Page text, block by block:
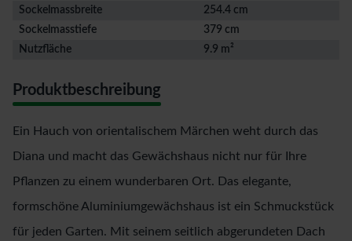
Sockelmassbreite
254.4 cm
Sockelmasstiefe
379 cm
Nutzfläche
9.9 m²
Produktbeschreibung
Ein Hauch von orientalischem Märchen weht durch das
Diana und macht das Gewächshaus nicht nur für Ihre
Pflanzen zu einem wunderbaren Ort. Das elegante,
formschöne Aluminiumgewächshaus ist ein Schmuckstück
für jeden Garten. Mit seinem seitlich abgerundeten Dach